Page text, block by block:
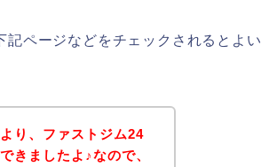
ページなどをチェックされるとよい
り、ファストジム24
きましたよ♪なので、